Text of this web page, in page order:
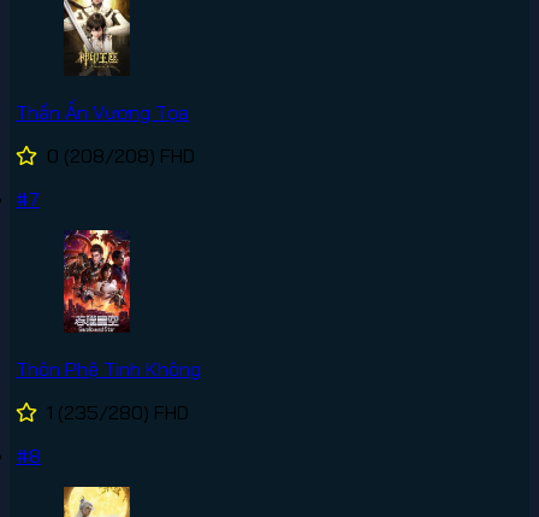
Thần Ấn Vương Tọa
0 (208/208) FHD
#7
Thôn Phệ Tinh Không
1 (235/280) FHD
#8